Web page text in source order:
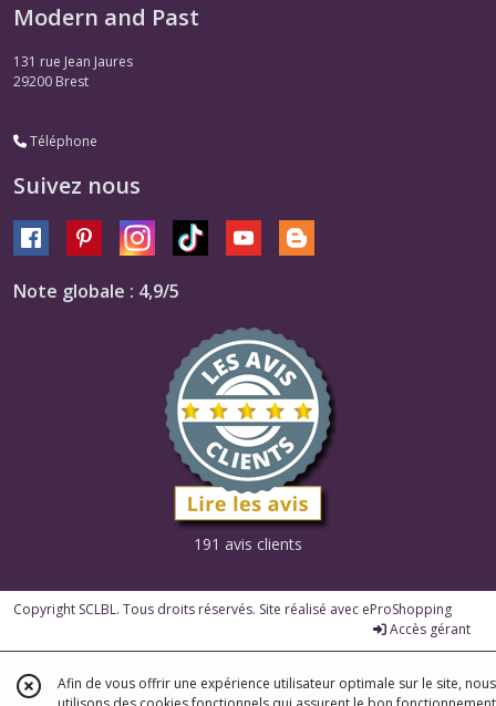
Modern and Past
131 rue Jean Jaures
29200 Brest
Téléphone
Suivez nous
Note globale : 4,9/5
191 avis clients
Copyright SCLBL. Tous droits réservés. Site réalisé avec eProShopping
Accès gérant
Afin de vous offrir une expérience utilisateur optimale sur le site, nous